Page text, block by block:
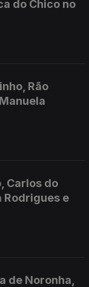
do Chico no
Rão
Carlos do
Rodrigues e
de Noronha,